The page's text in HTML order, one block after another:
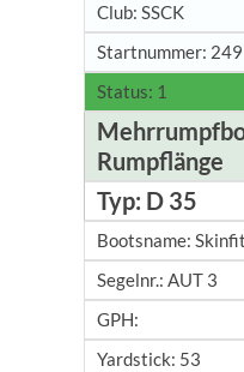
SSCK
249
1
Rumpflänge
D 35
Skinfit
AUT 3
53